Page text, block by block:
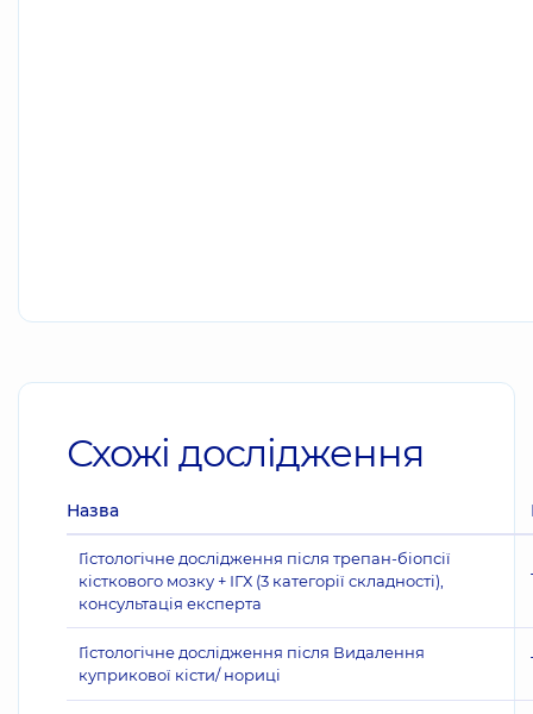
Схожі дослідження
Назва
Гістологічне дослідження після трепан-біопсії
кісткового мозку + ІГХ (3 категорії складності),
консультація експерта
Гістологічне дослідження після Видалення
куприкової кісти/ нориці